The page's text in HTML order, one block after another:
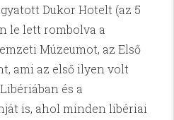
Dukor Hotelt (az 5
le lett rombolva a
Múzeumot, az Első
ami az első ilyen volt
és a
is, ahol minden libériai